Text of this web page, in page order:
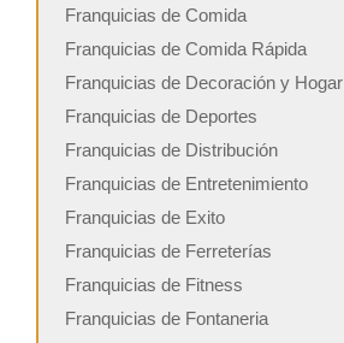
Franquicias de Comida
Franquicias de Comida Rápida
Franquicias de Decoración y Hogar
Franquicias de Deportes
Franquicias de Distribución
Franquicias de Entretenimiento
Franquicias de Exito
Franquicias de Ferreterías
Franquicias de Fitness
Franquicias de Fontaneria